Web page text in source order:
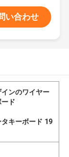
い合わせ
ンのワイヤー
ード
キーボード 19